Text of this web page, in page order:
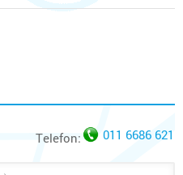
Telefon: 011 6686 621